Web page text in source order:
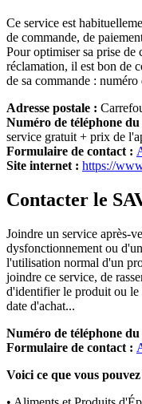
Ce service est
de commande, de
Pour optimiser sa prise de
réclamation, il est bon de
de sa commande :
Adresse postale :
Numéro de téléphone
service gratuit + prix de
Formulaire de contact :
Site internet : https://
Contacter le
Joindre un service après-
dysfonctionnement ou
l'utilisation normal d'un
joindre ce service, de
d'identifier le produit ou le
date d'achat...
Numéro de téléphone
Formulaire de contact :
Voici ce que vous